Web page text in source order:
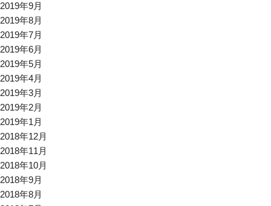
2019年9月
2019年8月
2019年7月
2019年6月
2019年5月
2019年4月
2019年3月
2019年2月
2019年1月
2018年12月
2018年11月
2018年10月
2018年9月
2018年8月